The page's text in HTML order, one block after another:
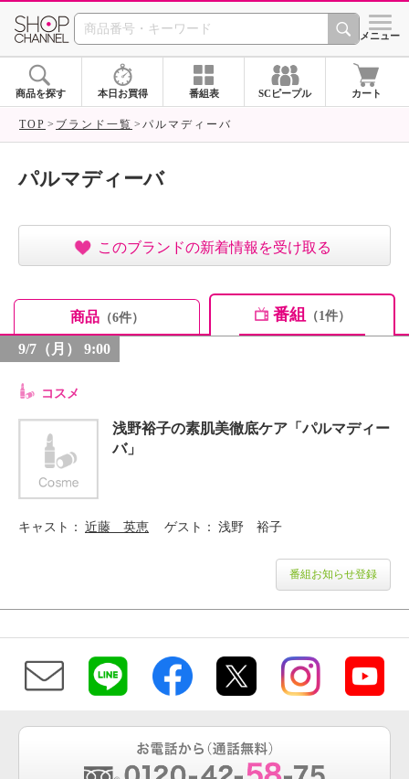
SHOP CHANNEL ショッ
メニュー
商品を探す 本日お買得 番組表 SCピープル カート
TOP ブランド一覧 パルマディーバ
パルマディーバ
このブランドの新着情報を受け取る
商品（6件） 番組 （1件）
9/7（月） 9:00
コスメ
浅野裕子の素肌美徹底ケア「パルマディー
バ」
キャスト 近藤 英恵 ゲスト 浅野 裕子
番組お知らせ登録